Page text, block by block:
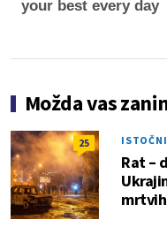
your best every day
Možda vas
25
Rat –
mrtvih